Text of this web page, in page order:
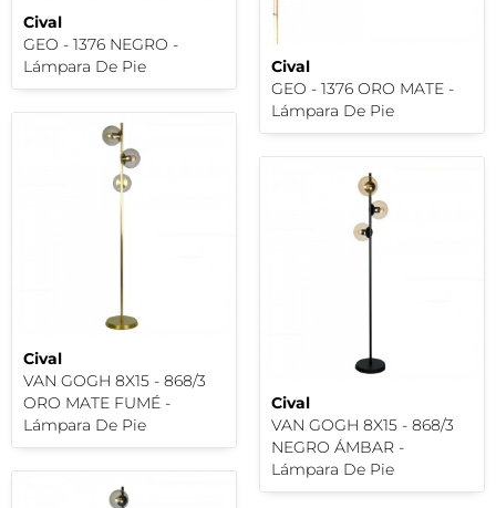
Cival
GEO - 1376 NEGRO -
Lámpara De Pie
Cival
GEO - 1376 ORO MATE -
Lámpara De Pie
Cival
VAN GOGH 8X15 - 868/3
ORO MATE FUMÉ -
Lámpara De Pie
Cival
VAN GOGH 8X15 - 868/3
NEGRO ÁMBAR -
Lámpara De Pie